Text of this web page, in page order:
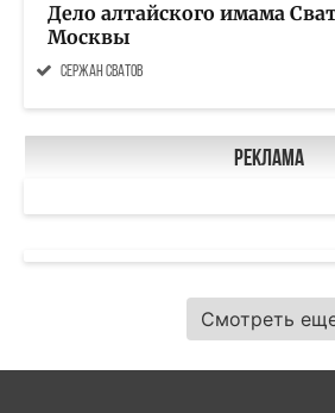
Дело алтайского имама
Москвы
Сержан Сватов
Реклама
Смотреть